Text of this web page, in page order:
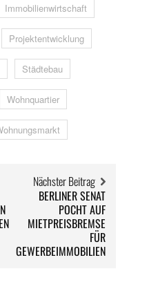
Immobilienwirtschaft
Projektentwicklung
Städtebau
Wohnquartier
Nächster Beitrag
BERLINER SENAT
POCHT AUF
MIETPREISBREMSE
FÜR
GEWERBEIMMOBILIEN